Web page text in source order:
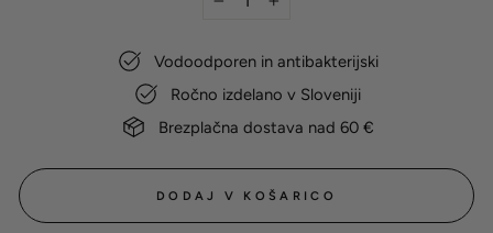
Vodoodporen in antibakterijski
Ročno izdelano v Sloveniji
Brezplačna dostava nad 60 €
DODAJ V KOŠARICO